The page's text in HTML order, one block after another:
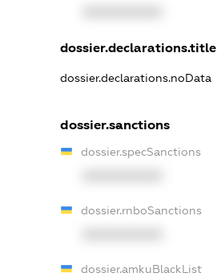
dossier.declarations.title
dossier.declarations.noData
dossier.sanctions
dossier.specSanctions
dossier.rnboSanctions
dossier.amkuBlackList